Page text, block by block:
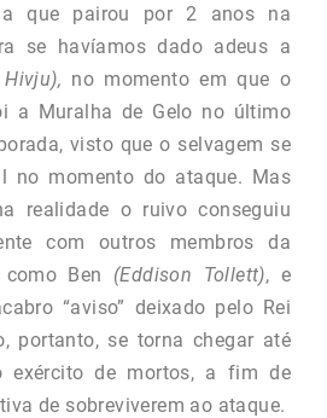
que pairou por 2 anos na
se havíamos dado adeus a
no momento em que o
a Muralha de Gelo no último
visto que o selvagem se
no momento do ataque. Mas
realidade o ruivo conseguiu
com outros membros da
Ben (Eddison Tollett), e
“aviso” deixado pelo Rei
portanto, se torna chegar até
exército de mortos, a fim de
de sobreviverem ao ataque.